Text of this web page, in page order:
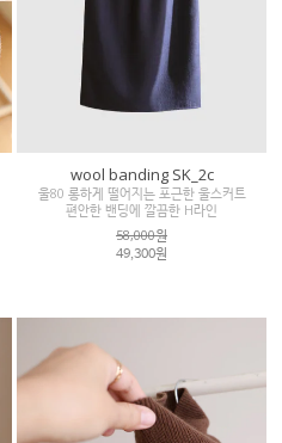
wool banding SK_2c
울80 롱하게 떨어지는 포근한 울스커트
편안한 밴딩에 깔끔한 H라인
58,000원
49,300원